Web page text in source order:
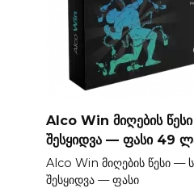
Alco Win მიღების
შესყიდვა — ფასი 49
Alco Win მიღების წესი —
შესყიდვა — ფასი